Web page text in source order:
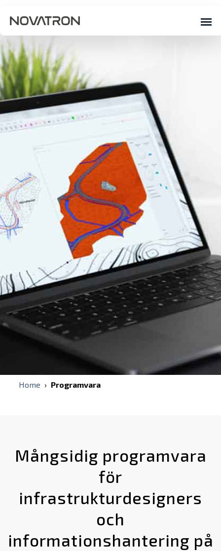
Home › Programvara
Mångsidig programvara
för
infrastrukturdesigners
och
informationshantering på